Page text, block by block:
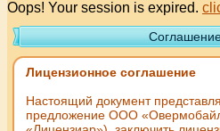
Oops! Your session is expired.
Лицензионное соглашение
Настоящий документ
предложение ООО